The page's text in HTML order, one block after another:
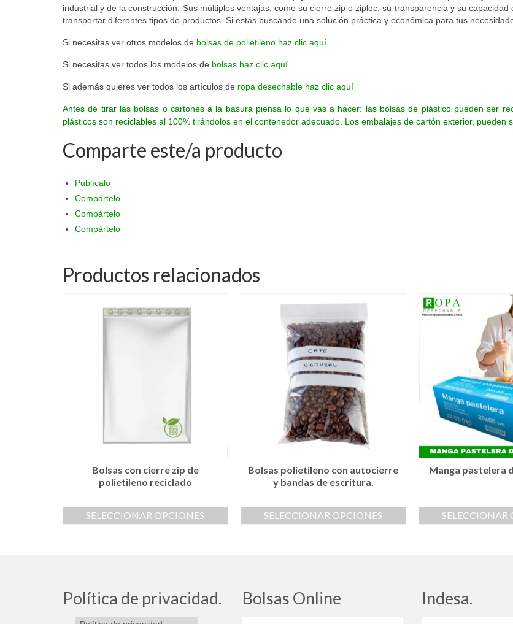
industrial y de la construcción. Sus múltiples ventajas, como su cierre zip o ziploc, su transparencia y su
transportar diferentes tipos de productos. Si estás buscando una solución práctica y económica para tus
Si necesitas ver otros modelos de bolsas de polietileno haz clic aquí
Si necesitas ver todos los modelos de bolsas haz clic aquí
Si además quieres ver todos los artículos de ropa desechable haz clic aquí
Antes de tirar las bolsas o cartones a la basura piensa lo que vas a hacer: las bolsas de plástico pueden ser
plásticos son reciclables al 100% tirándolos en el contenedor adecuado. Los embalajes de cartón exterior, pueden
Comparte este/a producto
Publícalo
Compártelo
Compártelo
Compártelo
Productos relacionados
Bolsas con cierre zip de
polietileno reciclado
SELECCIONAR OPCIONES
Las
opciones
se
Bolsas polietileno con autocierre
y bandas de escritura.
SELECCIONAR OPCIONES
opciones
Manga pastelera
SELECCIONAR
Política de privacidad. Bolsas Online Indesa.